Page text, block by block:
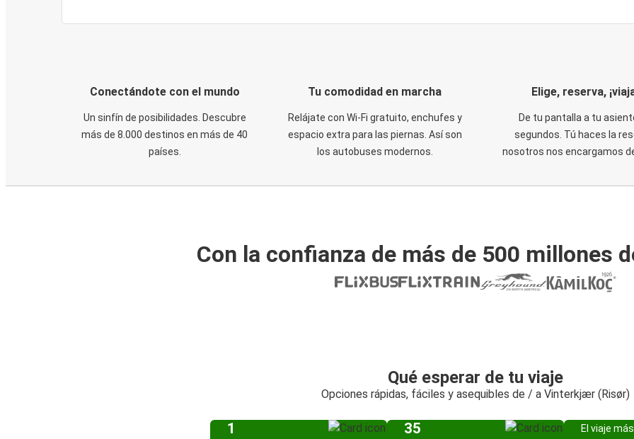
Conectándote con el mundo
Un sinfín de posibilidades. Descubre
más de 8.000 destinos en más de 40
países.
Tu comodidad en marcha
Relájate con Wi-Fi gratuito, enchufes y
espacio extra para las piernas. Así son
los autobuses modernos.
Elige, reserva,
De tu pantalla a tu
segundos. Tú haces la
nosotros nos encargamos
Con la confianza de más de 500 millones
Qué esperar de tu viaje
Opciones rápidas, fáciles y asequibles de / a Vinterkjær (Risør)
1 35
El viaje más